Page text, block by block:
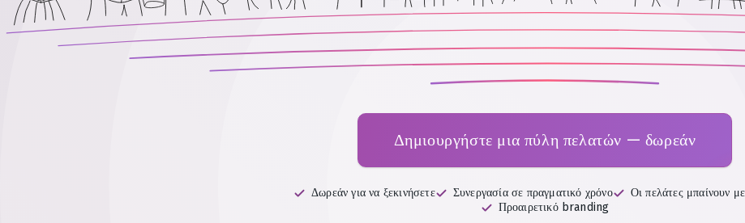
Δημιουργήστε μια πύλη πελατών — δωρεάν
Δωρεάν για να ξεκινήσετε Συνεργασία σε πραγματικό χρόνο
Οι πελάτες μπαίνουν
Προαιρετικό branding